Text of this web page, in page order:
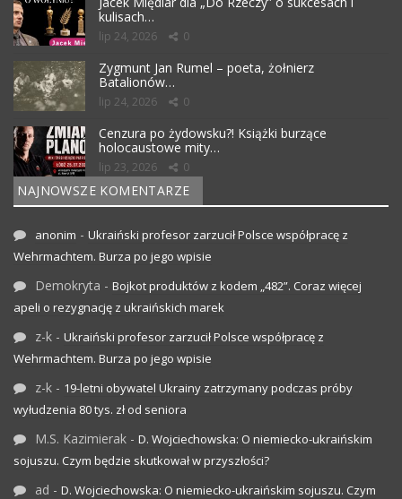
kulisach…
lip 24, 2026 0
Zygmunt Jan Rumel – poeta, żołnierz
Batalionów…
lip 24, 2026 0
Cenzura po żydowsku?! Książki burzące
holocaustowe mity…
lip 23, 2026 0
NAJNOWSZE KOMENTARZE
anonim - Ukraiński profesor zarzucił Polsce współpracę z
Wehrmachtem. Burza po jego wpisie
Demokryta - Bojkot produktów z kodem „482”. Coraz więcej
apeli o rezygnację z ukraińskich marek
z-k - Ukraiński profesor zarzucił Polsce współpracę z
Wehrmachtem. Burza po jego wpisie
z-k - 19-letni obywatel Ukrainy zatrzymany podczas próby
wyłudzenia 80 tys. zł od seniora
M.S. Kazimierak - D. Wojciechowska: O niemiecko-ukraińskim
sojuszu. Czym będzie skutkował w przyszłości?
ad - D. Wojciechowska: O niemiecko-ukraińskim sojuszu. Czym